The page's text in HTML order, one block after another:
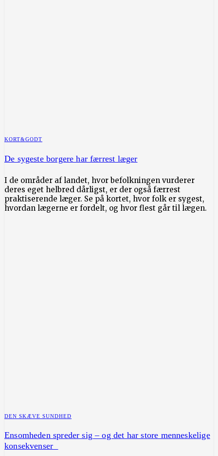
KORT&GODT
De sygeste borgere har færrest læger
I de områder af landet, hvor befolkningen vurderer
deres eget helbred dårligst, er der også færrest
praktiserende læger. Se på kortet, hvor folk er sygest,
hvordan lægerne er fordelt, og hvor flest går til lægen.
DEN SKÆVE SUNDHED
Ensomheden spreder sig – og det har store menneskelige
konsekvenser